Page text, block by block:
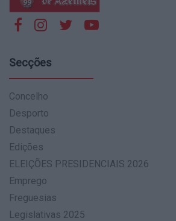
Secções
Concelho
Desporto
Destaques
Edições
ELEIÇÕES PRESIDENCIAIS 2026
Emprego
Freguesias
Legislativas 2025